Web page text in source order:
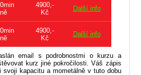
4900,-
Kč
Další info
4900,-
Kč
Další info
email s podrobnostmi o kurzu a
kurz jiné pokročilosti. Váš zápis
kapacitu a mometálně v tuto dobu